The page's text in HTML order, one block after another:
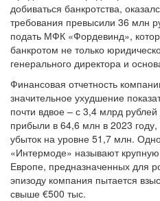
Среди частных кредиторов,
добиваться банкротства,
требования превысили 36 млн
подать МФК «Фордевинд»,
банкротом не только
Финансовая отчетность
значительное ухудшение
почти вдвое – с 3,4 млрд
прибыли в 64,6 млн в 2023 году,
убыток на уровне 51,7 млн.
«Интермоде» называют
Европе, предназначенных для
эпизоду компания пытается